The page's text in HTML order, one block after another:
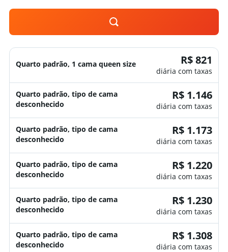
Quarto padrão, 1 cama queen size R$ 821
diária com taxas
Quarto padrão, tipo de cama
desconhecido
R$ 1.146
diária com taxas
Quarto padrão, tipo de cama
desconhecido
R$ 1.173
diária com taxas
Quarto padrão, tipo de cama
desconhecido
R$ 1.220
diária com taxas
Quarto padrão, tipo de cama
desconhecido
R$ 1.230
diária com taxas
Quarto padrão, tipo de cama
desconhecido
R$ 1.308
diária com taxas